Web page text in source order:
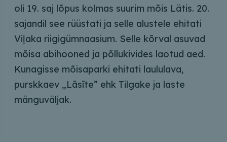
oli 19. saj lõpus kolmas suurim mõis Lätis. 20.
sajandil see rüüstati ja selle alustele ehitati
Viļaka riigigümnaasium. Selle kõrval asuvad
mõisa abihooned ja põllukivides laotud aed.
Kunagisse mõisaparki ehitati laululava,
purskkaev „Lāsīte” ehk Tilgake ja laste
mänguväljak.